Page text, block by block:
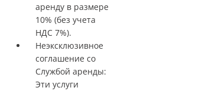
аренду в размере
10% (без учета
НДС 7%).
Неэксклюзивное
соглашение со
Службой аренды:
Эти услуги